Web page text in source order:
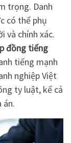
trọng. Danh
có thể phụ
và chính xác.
đồng tiếng
tiếng mạnh
nghiệp Việt
ty luật, kể cả
án.